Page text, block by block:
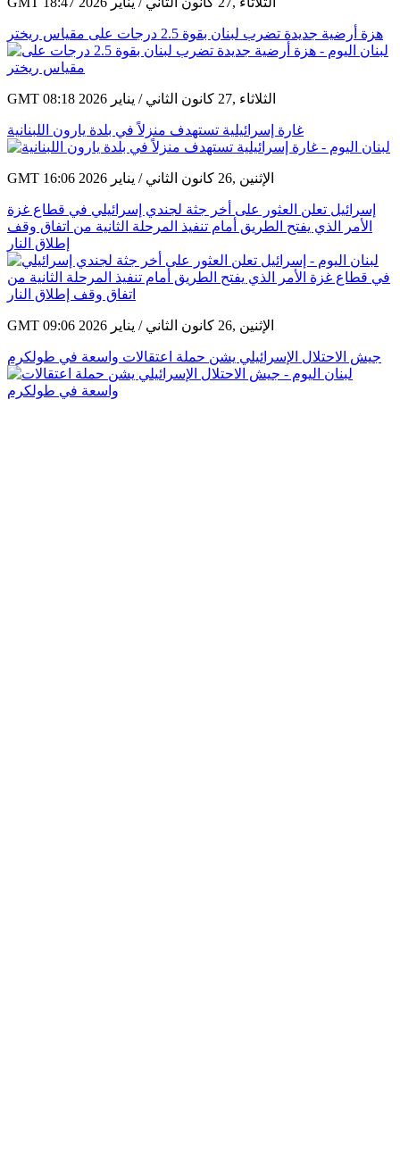
هزة أرضية جديدة تضرب لبنان بقوة 2.5 درجات على مقياس ريختر
GMT 08:18 2026 الثلاثاء ,27 كانون الثاني / يناير
غارة إسرائيلية تستهدف منزلاً في بلدة يارون اللبنانية
GMT 16:06 2026 الإثنين ,26 كانون الثاني / يناير
إسرائيل تعلن العثور على أخر جثة لجندي إسرائيلي في قطاع غزة
الأمر الذي يفتح الطريق أمام تنفيذ المرحلة الثانية من اتفاق وقف
إطلاق النار
GMT 09:06 2026 الإثنين ,26 كانون الثاني / يناير
جيش الاحتلال الإسرائيلي يشن حملة اعتقالات واسعة في طولكرم